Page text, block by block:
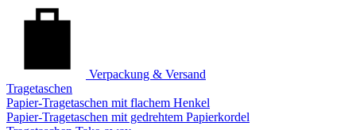
Verpackung & Versand
Tragetaschen
Papier-Tragetaschen mit flachem Henkel
Papier-Tragetaschen mit gedrehtem Papierkordel